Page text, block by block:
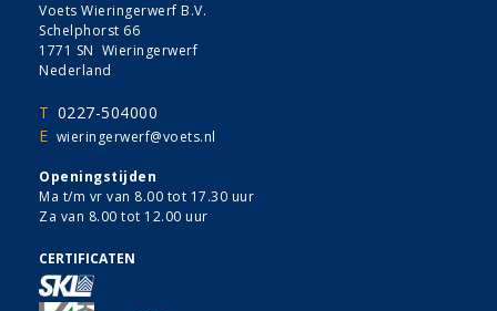
Voets Wieringerwerf B.V.
Schelphorst 66
1771 SN Wieringerwerf
Nederland
T 0227-504000
E wieringerwerf@voets.nl
Openingstijden
Ma t/m vr van 8.00 tot 17.30 uur
Za van 8.00 tot 12.00 uur
CERTIFICATEN